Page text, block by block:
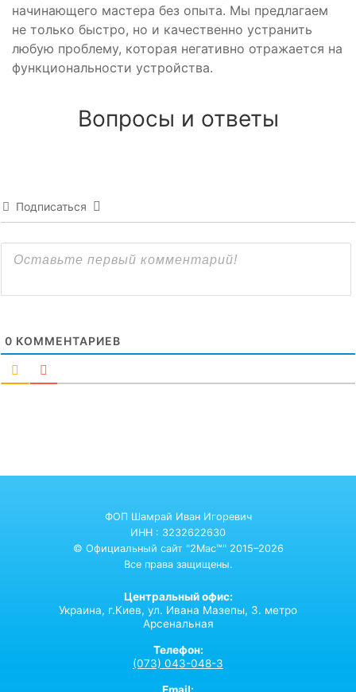
начинающего мастера без опыта. Мы предлагаем
не только быстро, но и качественно устранить
любую проблему, которая негативно отражается на
функциональности устройства.
Вопросы и ответы
Подписаться
0 КОММЕНТАРИЕВ
ФОП Шамрай Иван Игоревич
ИНН : 3232622630
© Официальный сайт "2Mac™" 2015–2026
Все права защищены.
Центральный офис:
Украина, г.Киев, ул. Ивана Мазепы, 3. метро
Арсенальная
Телефон:
(073) 043-048-3
Email: